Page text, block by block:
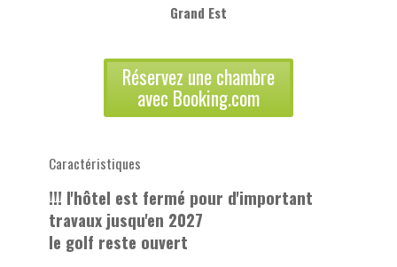
Grand Est
Réservez une chambre
avec Booking.com
Caractéristiques
!!! l'hôtel est fermé pour d'important
travaux jusqu'en 2027
le golf reste ouvert